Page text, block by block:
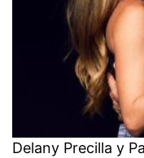
Delany Precilla y